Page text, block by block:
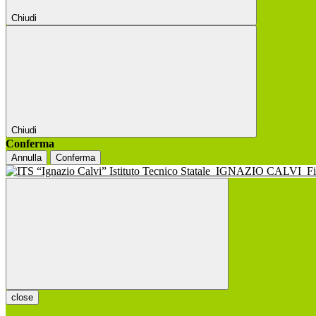
Chiudi
Chiudi
Conferma
Annulla Conferma
Istituto Tecnico Statale IGNAZIO CALVI
close